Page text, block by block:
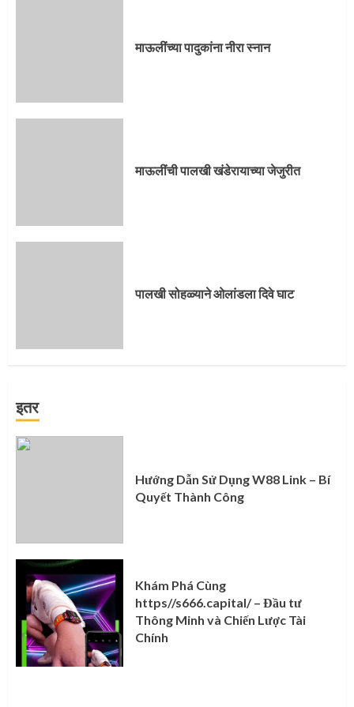
माऊलींच्या पादुकांना नीरा स्नान
माऊलींची पालखी खंडेरायाच्या जेजुरीत
पालखी सोहळ्याने ओलांडला दिवे घाट
इतर
Hướng Dẫn Sử Dụng W88 Link – Bí
Quyết Thành Công
Khám Phá Cùng
https//s666.capital/ – Đầu tư
Thông Minh và Chiến Lược Tài
Chính